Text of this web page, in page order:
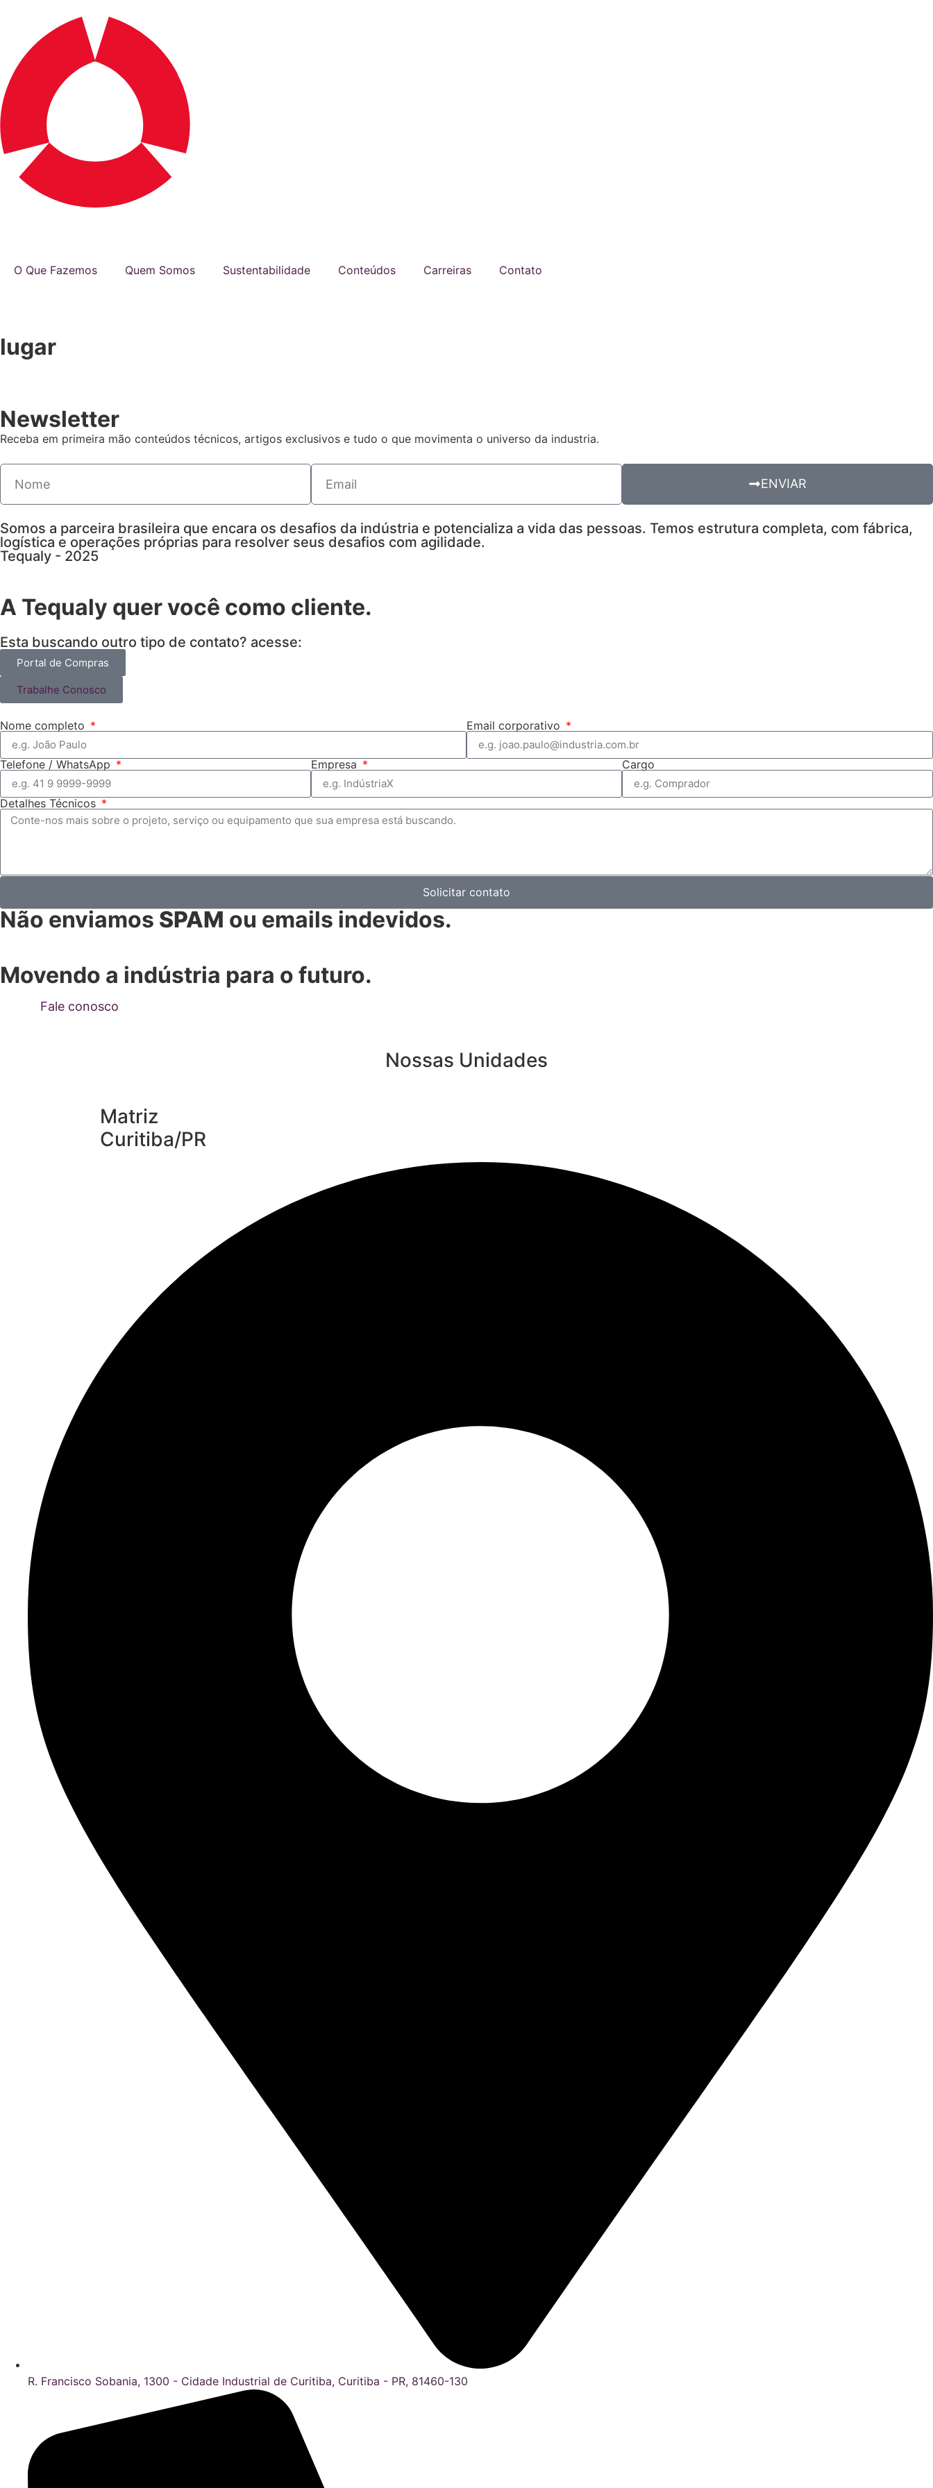
O Que Fazemos Quem Somos Sustentabilidade Conteúdos Carreiras Contato
lugar
Newsletter
Receba em primeira mão conteúdos técnicos, artigos exclusivos e tudo o que movimenta o universo da industria.
ENVIAR
Somos a parceira brasileira que encara os desafios da indústria e potencializa a vida das pessoas. Temos estrutura completa, com fábrica,
logística e operações próprias para resolver seus desafios com agilidade.
Tequaly - 2025
A Tequaly quer você como cliente.
Esta buscando outro tipo de contato? acesse:
Portal de Compras
Trabalhe Conosco
Nome completo Email corporativo
Telefone / WhatsApp Empresa Cargo
Detalhes Técnicos
Solicitar contato
Não enviamos SPAM ou emails indevidos.
Movendo a indústria para o futuro.
Fale conosco
Nossas Unidades
Matriz
Curitiba/PR
R. Francisco Sobania, 1300 - Cidade Industrial de Curitiba, Curitiba - PR, 81460-130